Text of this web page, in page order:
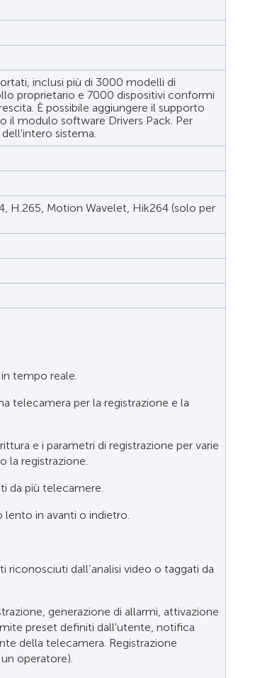
inclusi più di 3000 modelli di
proprietario e 7000 dispositivi conformi
È possibile aggiungere il supporto
il modulo software Drivers Pack. Per
sistema.
H.265, Motion Wavelet, Hik264 (solo per
tempo reale.
telecamera per la registrazione e la
e i parametri di registrazione per varie
la registrazione.
da più telecamere.
in avanti o indietro.
riconosciuti dall’analisi video o taggati da
generazione di allarmi, attivazione
preset definiti dall'utente, notifica
della telecamera. Registrazione
operatore).